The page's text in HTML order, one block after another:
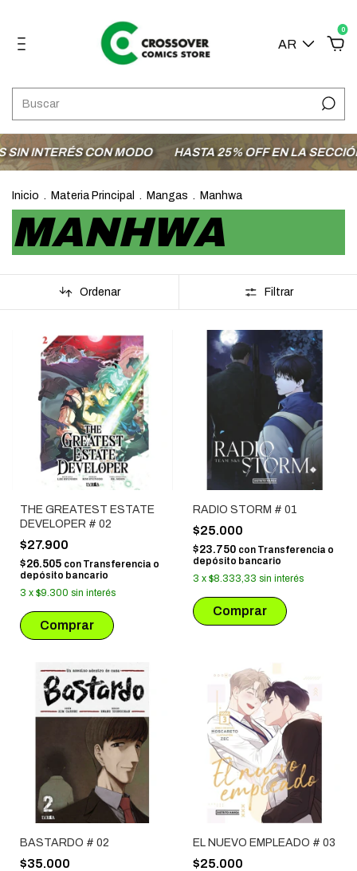
AR
0
CON MODO HASTA 25% OFF EN LA SECCIÓN
Inicio . Materia Principal . Mangas . Manhwa
MANHWA
Ordenar Filtrar
THE GREATEST ESTATE
DEVELOPER # 02
$27.900
$26.505 con Transferencia o
depósito bancario
3 x $9.300 sin interés
RADIO STORM # 01
$25.000
$23.750 con Transferencia o
depósito bancario
3 x $8.333,33 sin interés
BASTARDO # 02
$35.000
EL NUEVO EMPLEADO # 03
$25.000